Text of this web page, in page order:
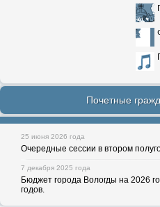
Почетные
25 июня 2026 года
Очередные сессии в втором
7 декабря 2025 года
Бюджет города Вологды на 2026
годов.